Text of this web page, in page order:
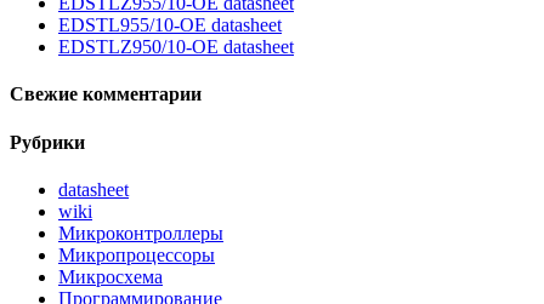
EDSTL955/10-OE datasheet
EDSTLZ950/10-OE datasheet
Свежие комментарии
Рубрики
datasheet
wiki
Микроконтроллеры
Микропроцессоры
Микросхема
Программирование